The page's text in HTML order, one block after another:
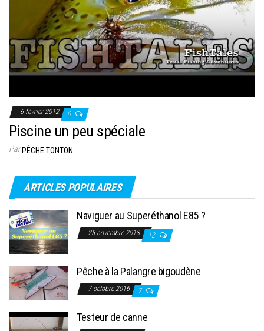
6 février 2012 0
Piscine un peu spéciale
ParPÊCHE TONTON
ARTICLES POPULAIRES
Naviguer au Superéthanol E85 ?
25 novembre 2018 12
Pêche à la Palangre bigoudène
7 octobre 2016 7
Testeur de canne